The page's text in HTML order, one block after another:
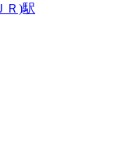
Ｒ)駅